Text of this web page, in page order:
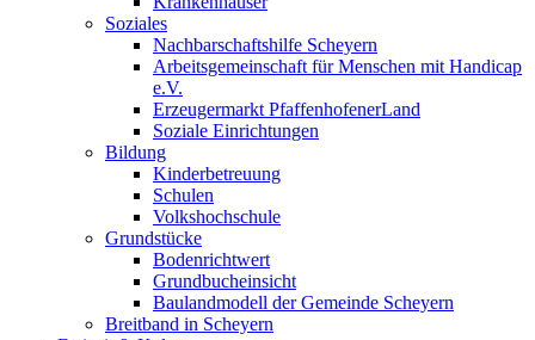
Soziales
Nachbarschaftshilfe Scheyern
Arbeitsgemeinschaft für Menschen mit Handicap
e.V.
Erzeugermarkt PfaffenhofenerLand
Soziale Einrichtungen
Bildung
Kinderbetreuung
Schulen
Volkshochschule
Grundstücke
Bodenrichtwert
Grundbucheinsicht
Baulandmodell der Gemeinde Scheyern
Breitband in Scheyern